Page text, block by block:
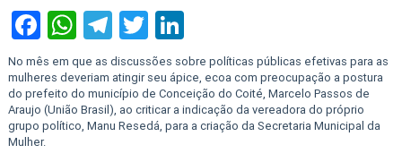
Facebook
WhatsApp
Telegram
Twitter
LinkedIn
No mês em que as discussões sobre políticas públicas efetivas para as
mulheres deveriam atingir seu ápice, ecoa com preocupação a postura
do prefeito do município de Conceição do Coité, Marcelo Passos de
Araujo (União Brasil), ao criticar a indicação da vereadora do próprio
grupo político, Manu Resedá, para a criação da Secretaria Municipal da
Mulher.